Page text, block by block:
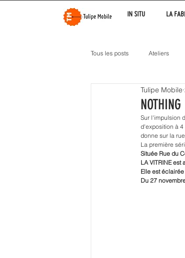
IN SITU LA
Tous les posts Ateliers
Tulipe Mobile
Sur l'impulsion
d'exposition à
donne sur la
La première
Située Rue du
LA VITRINE
Elle est
Du 27